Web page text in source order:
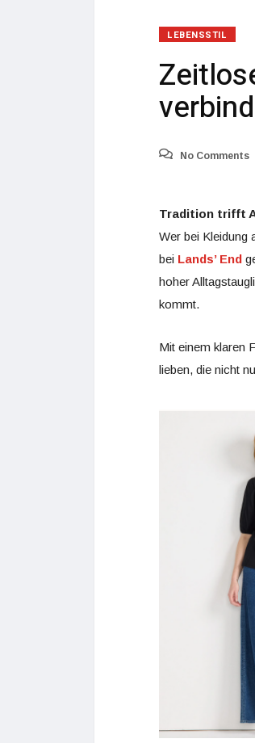
LEBENSSTIL
No Comments
Tradition trifft
Wer bei Kleidung
bei Lands’ End
hoher
kommt.
Mit einem klaren
lieben, die nicht